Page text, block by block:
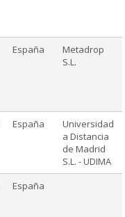
España
Metadrop
S.L.
España
Universidad
a Distancia
de Madrid
S.L. - UDIMA
España